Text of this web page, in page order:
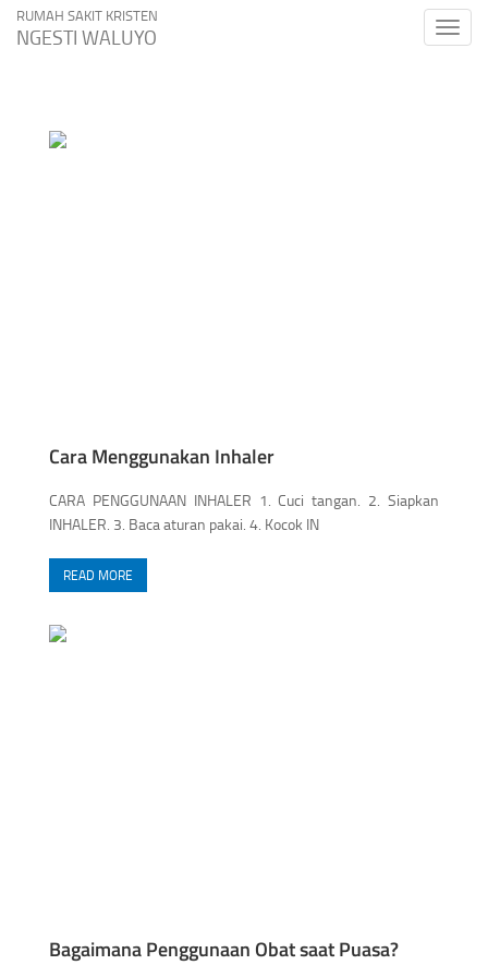
Toggle
RUMAH SAKIT KRISTEN
NGESTI WALUYO
Cara Menggunakan Inhaler
CARA PENGGUNAAN INHALER 1. Cuci tangan. 2. Siapkan
INHALER. 3. Baca aturan pakai. 4. Kocok IN
READ MORE
Bagaimana Penggunaan Obat saat Puasa?